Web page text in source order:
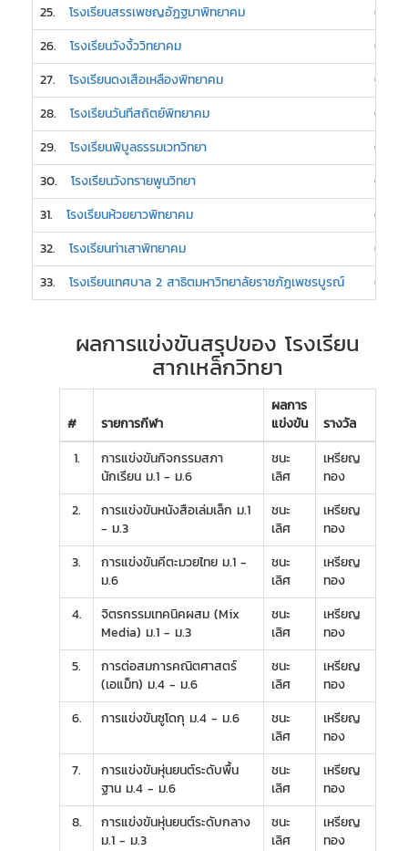
25. โรงเรียนสรรเพชญอัฏฐมาพิทยาคม
0
26. โรงเรียนวังงิ้ววิทยาคม
0
27. โรงเรียนดงเสือเหลืองพิทยาคม
0
28. โรงเรียนวันทีสถิตย์พิทยาคม
0
29. โรงเรียนพิบูลธรรมเวทวิทยา
0
30. โรงเรียนวังทรายพูนวิทยา
0
31. โรงเรียนห้วยยาวพิทยาคม
0
32. โรงเรียนท่าเสาพิทยาคม
0
33. โรงเรียนเทศบาล 2 สาธิตมหาวิทยาลัยราชภัฏเพชรบูรณ์ 0
ผลการแข่งขันสรุปของ โรงเรียน
สากเหล็กวิทยา
# รายการกีฬา
ผลการ
แข่งขัน
รางวัล
1.
การแข่งขันกิจกรรมสภา
นักเรียน ม.1 - ม.6
ชนะ
เลิศ
เหรียญ
ทอง
2.
การแข่งขันหนังสือเล่มเล็ก ม.1
- ม.3
ชนะ
เลิศ
เหรียญ
ทอง
3.
การแข่งขันคีตะมวยไทย ม.1 -
ม.6
ชนะ
เลิศ
เหรียญ
ทอง
4.
จิตรกรรมเทคนิคผสม (Mix
Media) ม.1 - ม.3
ชนะ
เลิศ
เหรียญ
ทอง
5.
การต่อสมการคณิตศาสตร์
(เอแม็ท) ม.4 - ม.6
ชนะ
เลิศ
เหรียญ
ทอง
6.
การแข่งขันซูโดกุ ม.4 - ม.6
ชนะ
เลิศ
เหรียญ
ทอง
7.
การแข่งขันหุ่นยนต์ระดับพื้น
ฐาน ม.4 - ม.6
ชนะ
เลิศ
เหรียญ
ทอง
8.
การแข่งขันหุ่นยนต์ระดับกลาง
ม.1 - ม.3
ชนะ
เลิศ
เหรียญ
ทอง